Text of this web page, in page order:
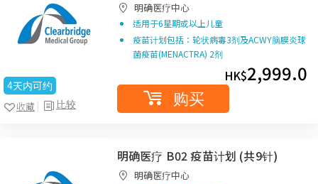
4天内可约
比较
收藏
明确医疗中心
适用于6星期或以上儿童
疫苗计划包括：轮状病毒3剂及ACWY脑膜炎球
菌疫苗(MENACTRA) 2剂
HK$2,999.0
购买
明确医疗 B02 疫苗计划 (共9针)
明确医疗中心